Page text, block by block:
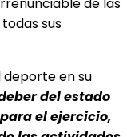
sus
deporte en su
del estado
el ejercicio,